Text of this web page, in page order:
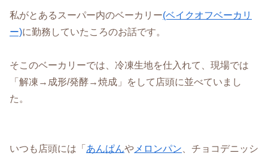
私がとあるスーパー内のベーカリー(ベイクオフベーカリ
ー)に勤務していたころのお話です。
そこのベーカリーでは、冷凍生地を仕入れて、現場では
「解凍→成形/発酵→焼成」をして店頭に並べていまし
た。
いつも店頭には「 あんぱんや メロンパン 、チョコデニッシ